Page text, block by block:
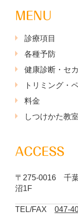
MENU
診療項目
各種予防
健康診断・セ
トリミング・
料金
しつけかた教室
ACCESS
〒275-0016 千葉
沼1F
TEL/FAX 047-